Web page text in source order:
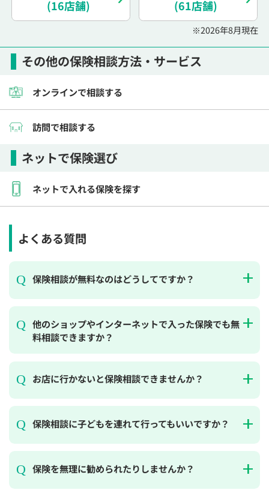
その他の保険相談方法・サービス
オンラインで相談する
訪問で相談する
ネットで保険選び
ネットで入れる保険を探す
(16店舗) (61店舗)
※2026年8月現在
よくある質問
保険相談が無料なのはどうしてですか？
他のショップやインターネットで入った保険でも無
料相談できますか？
お店に行かないと保険相談できませんか？
保険相談に子どもを連れて行ってもいいですか？
保険を無理に勧められたりしませんか？